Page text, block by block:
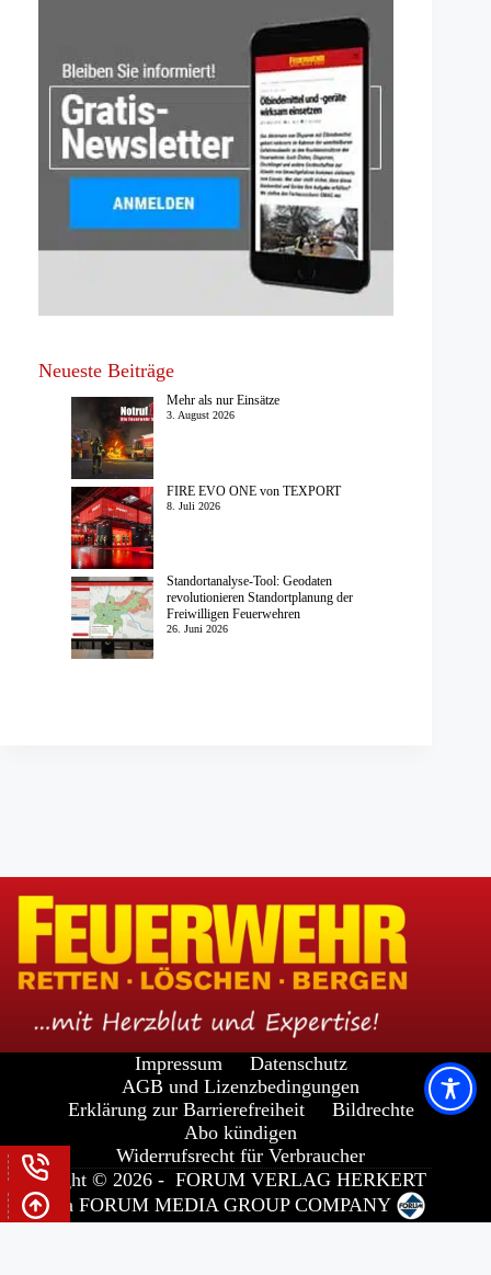
Neueste Beiträge
Mehr als nur Einsätze
3. August 2026
FIRE EVO ONE von TEXPORT
8. Juli 2026
Standortanalyse-Tool: Geodaten
revolutionieren Standortplanung der
Freiwilligen Feuerwehren
26. Juni 2026
Impressum
Datenschutz
AGB und Lizenzbedingungen
Erklärung zur Barrierefreiheit
Bildrechte
Abo kündigen
Widerrufsrecht für Verbraucher
Copyright © 2026 - FORUM VERLAG HERKERT
GMBH
aFORUM MEDIA GROUPCOMPANY